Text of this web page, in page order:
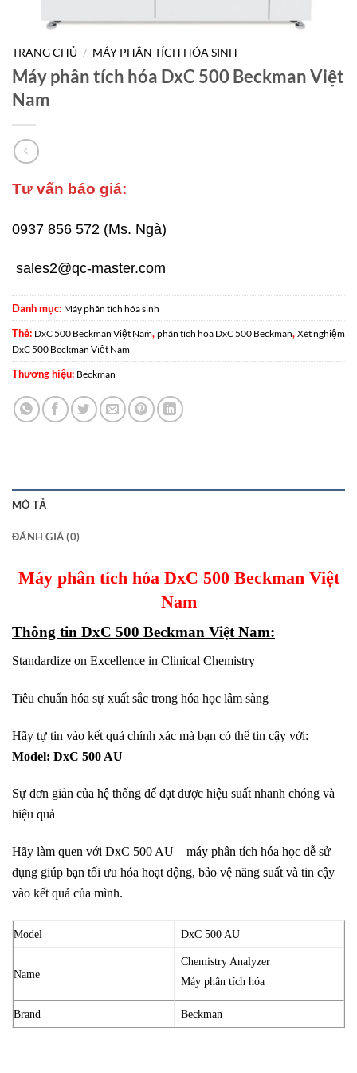
TRANG CHỦ / MÁY PHÂN TÍCH HÓA SINH
Máy phân tích hóa DxC 500 Beckman Việt
Nam
Tư vấn báo giá:
0937 856 572 (Ms. Ngà)
sales2@qc-master.com
Danh mục: Máy phân tích hóa sinh
Thẻ: DxC 500 Beckman Việt Nam, phân tích hóa DxC 500 Beckman, Xét nghiệm
DxC 500 Beckman Việt Nam
Thương hiệu: Beckman
MÔ TẢ
ĐÁNH GIÁ (0)
Máy phân tích hóa DxC 500 Beckman Việt
Nam
Thông tin DxC 500 Beckman Việt Nam:
Standardize on Excellence in Clinical Chemistry
Tiêu chuẩn hóa sự xuất sắc trong hóa học lâm sàng
Hãy tự tin vào kết quả chính xác mà bạn có thể tin cậy với:
Model: DxC 500 AU
Sự đơn giản của hệ thống để đạt được hiệu suất nhanh chóng và
hiệu quả
Hãy làm quen với DxC 500 AU—máy phân tích hóa học dễ sử
dụng giúp bạn tối ưu hóa hoạt động, bảo vệ năng suất và tin cậy
vào kết quả của mình.
Model DxC 500 AU
Name
Chemistry Analyzer
Máy phân tích hóa
Brand Beckman